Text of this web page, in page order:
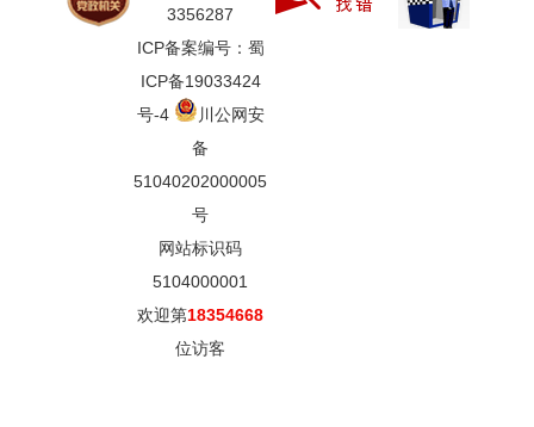
3356287
ICP备案编号：蜀
ICP备19033424
号-4
川公网安
备
51040202000005
号
网站标识码
5104000001
欢迎第18354668
位访客